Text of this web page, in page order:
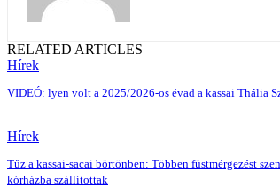
RELATED ARTICLES
Hírek
VIDEÓ: lyen volt a 2025/2026-os évad a kassai Thália
Hírek
Tűz a kassai-sacai börtönben: Többen füstmérgezést
kórházba szállítottak